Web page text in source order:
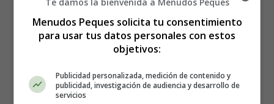
la gastronomía española que merece ser disfrutada una y
otra vez. ¿Quieres aprender a hacerlas en casa? ¡Sigue
leyendo para descubrir todos los secretos de esta receta!
300 gramos de mantequilla o un tazón de aceite
Menudos Peques solicita tu consentimiento
para usar tus datos personales con estos
objetivos:
Publicidad personalizada, medición de contenido y
publicidad, investigación de audiencia y desarrollo de
servicios